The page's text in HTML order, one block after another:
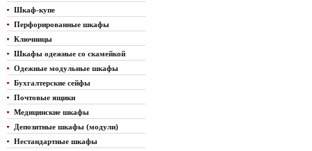
Шкаф-купе
Перфорированные шкафы
Ключницы
Шкафы одежные со скамейкой
Одежные модульные шкафы
Бухгалтерские сейфы
Почтовые ящики
Медицинские шкафы
Депозитные шкафы (модули)
Нестандартные шкафы